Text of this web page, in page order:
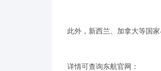
此外，新西兰、加拿大等国
详情可查询东航官网：